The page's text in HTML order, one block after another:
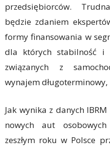
przedsiębiorców.
będzie zdaniem
formy finansowania w
dla których stabilność i
związanych z
wynajem
Jak wynika z danych
nowych aut
zeszłym roku w Polsce